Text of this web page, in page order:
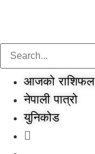
आजको राशिफल
नेपाली पात्रो
युनिकोड